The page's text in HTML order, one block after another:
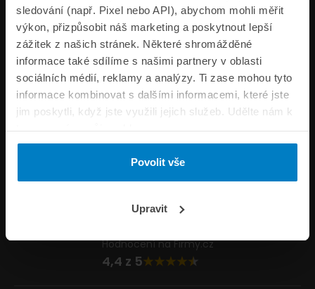
sledování (např. Pixel nebo API), abychom mohli měřit
výkon, přizpůsobit náš marketing a poskytnout lepší
zážitek z našich stránek. Některé shromážděné
informace také sdílíme s našimi partnery v oblasti
sociálních médií, reklamy a analýzy. Ti zase mohou tyto
informace kombinovat s dalšími informacemi, které jste
jim poskytli, když jste využili jejich služeb. Udělte nám k
tomu prosím svůj souhlas.
Povolit vše
Upravit
Produkty
Pojišťovny
Informace
ePojisteni.cz
Formuláře
Napište nám
Hodnocení na Firmy.cz
4,4 z 5